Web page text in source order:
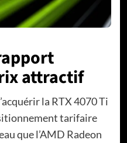
attractif
la RTX 4070 Ti
tarifaire
que l’AMD Radeon